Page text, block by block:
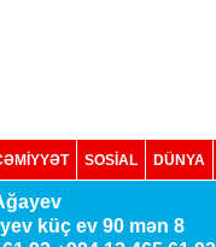
SOSIAL DÜNYA
küç ev 90 mən 8